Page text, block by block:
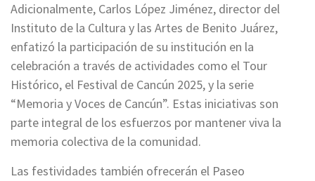
Adicionalmente, Carlos López Jiménez, director del
Instituto de la Cultura y las Artes de Benito Juárez,
enfatizó la participación de su institución en la
celebración a través de actividades como el Tour
Histórico, el Festival de Cancún 2025, y la serie
“Memoria y Voces de Cancún”. Estas iniciativas son
parte integral de los esfuerzos por mantener viva la
memoria colectiva de la comunidad.
Las festividades también ofrecerán el Paseo